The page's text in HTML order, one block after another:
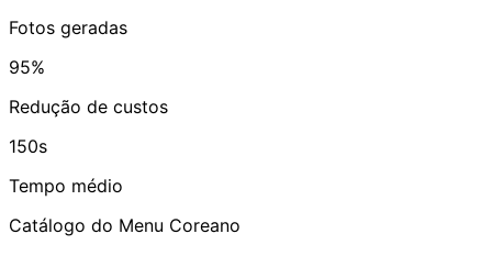
Fotos geradas
95%
Redução de custos
150s
Tempo médio
Catálogo do Menu Coreano